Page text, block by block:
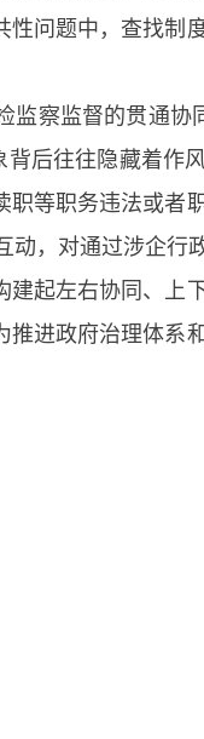
问题中，查找制
察监督的贯通协
后往往隐藏着作
等职务违法或者
动，对通过涉企
起左右协同、上
进政府治理体系